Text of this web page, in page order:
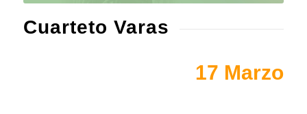
Cuarteto Varas
17 Marzo